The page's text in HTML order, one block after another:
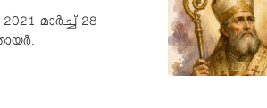
മാർച്ച് 28